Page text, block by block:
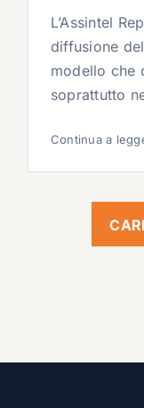
L’Assintel
diffusione
modello che
soprattutto
Continua a